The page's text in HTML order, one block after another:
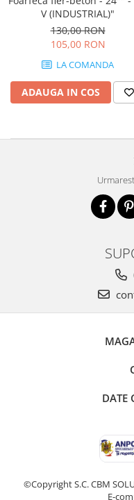
V (INDUSTRIAL)"
130,00 RON
105,00 RON
LA COMANDA
ADAUGA IN COS
DATE
©Copyright S.C. CBM
E-